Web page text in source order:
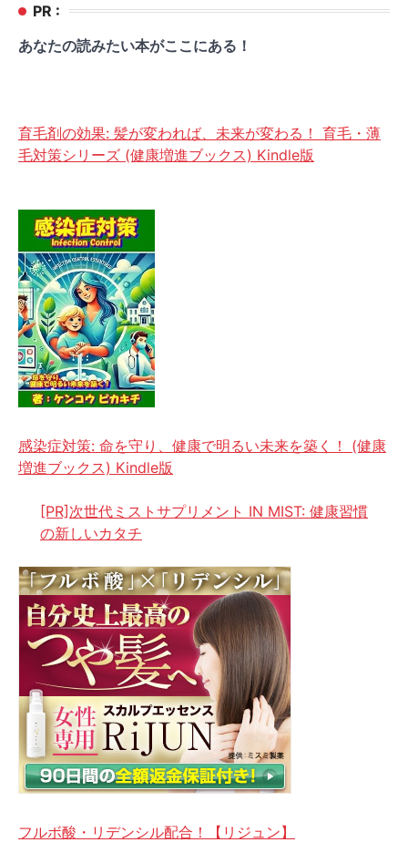
PR :
あなたの読みたい本がここにある！
育毛剤の効果: 髪が変われば、未来が変わる！ 育毛・薄
毛対策シリーズ (健康増進ブックス) Kindle版
感染症対策: 命を守り、健康で明るい未来を築く！ (健康
増進ブックス) Kindle版
[PR]次世代ミストサプリメント IN MIST: 健康習慣
の新しいカタチ
フルボ酸・リデンシル配合！【リジュン】